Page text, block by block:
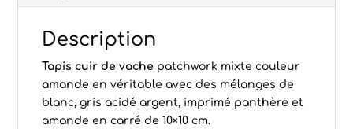
Description
Tapis cuir de vache patchwork mixte couleur
amande en véritable avec des mélanges de
blanc, gris acidé argent, imprimé panthère et
amande en carré de 10×10 cm.